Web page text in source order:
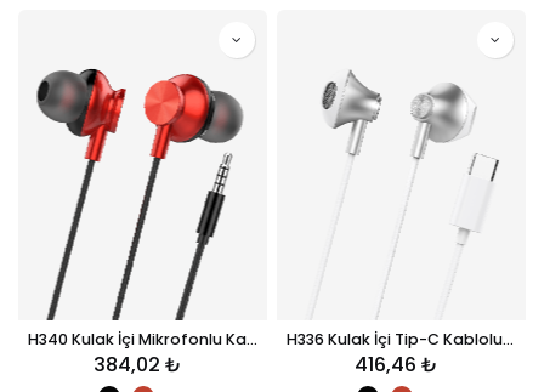
H340 Kulak İçi Mikrofonlu Kablolu Kulaklık
384,02 ₺
H336 Kulak İçi Tip-C Kablolu Kulaklık
416,46 ₺